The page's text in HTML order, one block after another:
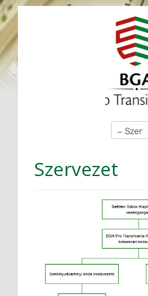
Szervezet